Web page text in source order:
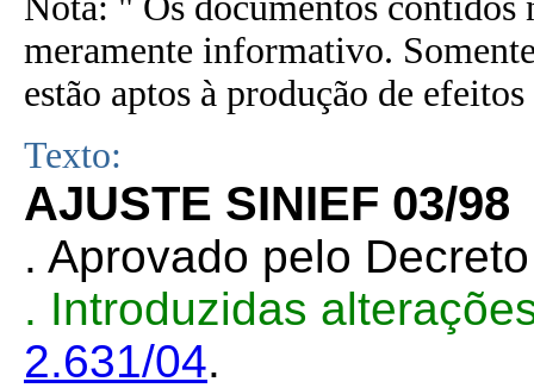
meramente informativo.
estão aptos à produção de
Texto:
AJUSTE SINIEF 03/98
. Aprovado pelo
. Introduzidas
2.631/04.